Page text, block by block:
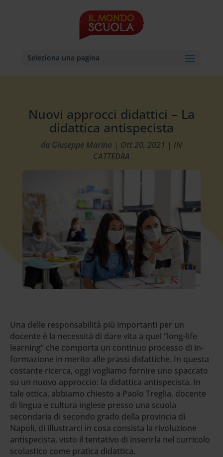
Seleziona una pagina
Nuovi approcci didattici – La
didattica antispecista
da Giuseppe Marino | Ott 20, 2021 | IN
CATTEDRA
Una delle responsabilità più importanti per un
docente è la necessità di dare vita a quel “long-life
learning” che comporta un continuo processo di in-
formazione in merito alle prassi didattiche. In questa
costante ricerca, oggi vogliamo fornire uno spaccato
su un nuovo approccio: la didattica antispecista. In
tale ottica, abbiamo chiesto a Paolo Treglia, docente
di lingua e cultura inglese presso una scuola
secondaria di secondo grado della provincia di
Napoli, di illustrarci in cosa consista la rivoluzione
antispecista, visto il tentativo di inserirla nel curricolo
scolastico come pratica didattica.